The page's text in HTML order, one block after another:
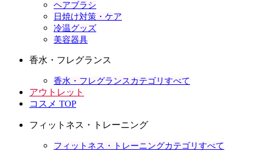
ヘアブラシ
日焼け対策・ケア
冷温グッズ
美容器具
香水・フレグランス
香水・フレグランスカテゴリすべて
アウトレット
コスメ TOP
フィットネス・トレーニング
フィットネス・トレーニングカテゴリすべて